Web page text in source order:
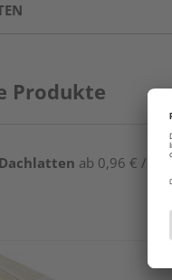
Produkte
Dachlatten ab 0,96 € / lfm